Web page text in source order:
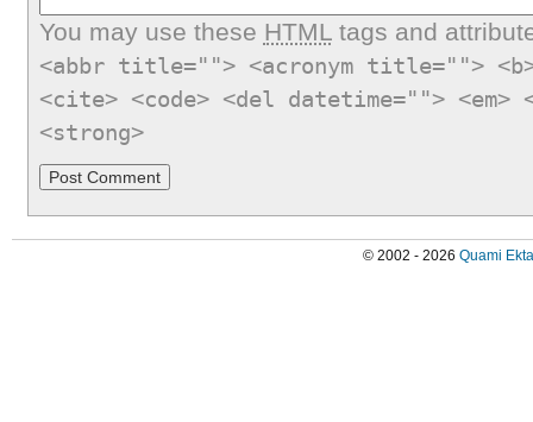
You may use these HTMLtags and
<abbr title=""> <acronym title="">
<cite> <code> <del datetime="">
<strong>
© 2002 - 2026 Quami